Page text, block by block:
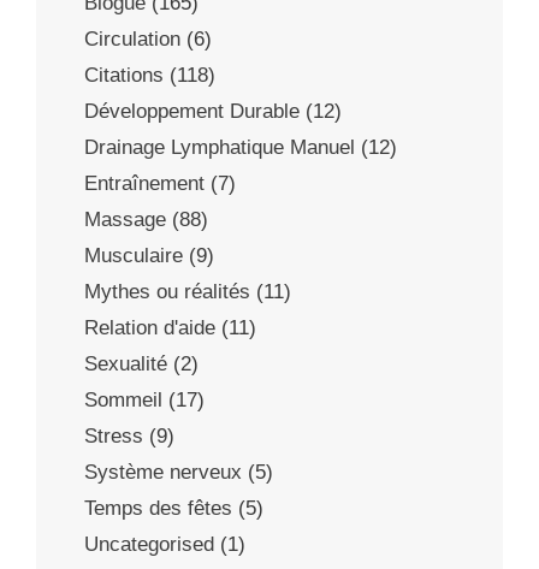
Circulation (6)
Citations (118)
Développement Durable (12)
Drainage Lymphatique Manuel (12)
Entraînement (7)
Massage (88)
Musculaire (9)
Mythes ou réalités (11)
Relation d'aide (11)
Sexualité (2)
Sommeil (17)
Stress (9)
Système nerveux (5)
Temps des fêtes (5)
Uncategorised (1)